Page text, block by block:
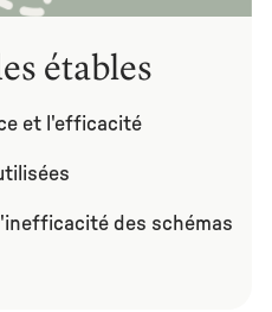
étables
et l'efficacité
des schémas